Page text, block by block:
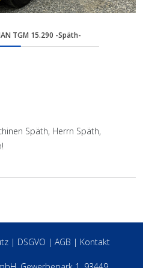
TGM 15.290 -Späth-
Späth, Herrn Späth,
| DSGVO | AGB | Kontakt